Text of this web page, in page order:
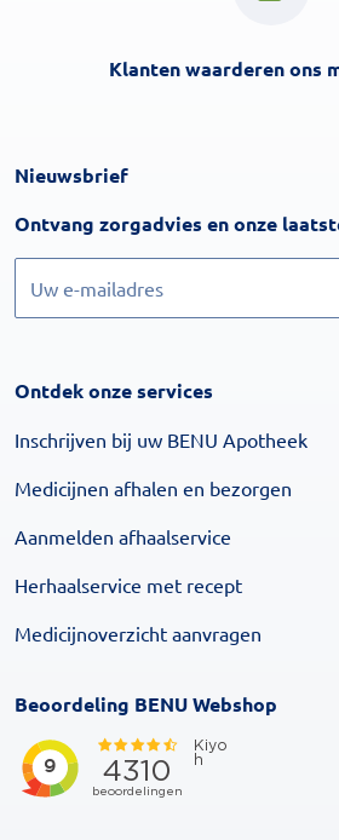
Klanten waarderen ons
Nieuwsbrief
Ontvang zorgadvies en onze
Ontdek onze services
Inschrijven bij uw BENU Apotheek
Medicijnen afhalen en bezorgen
Aanmelden afhaalservice
Herhaalservice met recept
Medicijnoverzicht aanvragen
Beoordeling BENU Webshop